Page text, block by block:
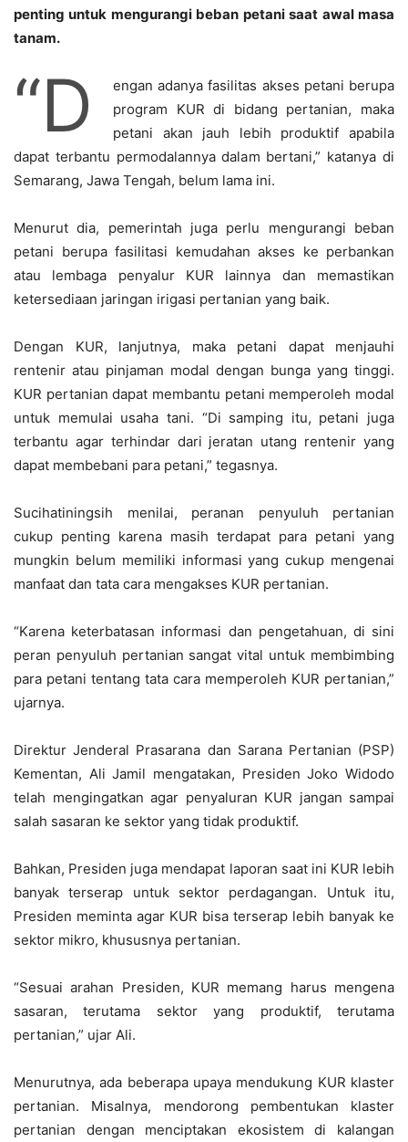
penting untuk mengurangi beban petani saat awal masa
tanam.
“D
engan adanya fasilitas akses petani berupa
program KUR di bidang pertanian, maka
petani akan jauh lebih produktif apabila
dapat terbantu permodalannya dalam bertani,” katanya di
Semarang, Jawa Tengah, belum lama ini.
Menurut dia, pemerintah juga perlu mengurangi beban
petani berupa fasilitasi kemudahan akses ke perbankan
atau lembaga penyalur KUR lainnya dan memastikan
ketersediaan jaringan irigasi pertanian yang baik.
Dengan KUR, lanjutnya, maka petani dapat menjauhi
rentenir atau pinjaman modal dengan bunga yang tinggi.
KUR pertanian dapat membantu petani memperoleh modal
untuk memulai usaha tani. “Di samping itu, petani juga
terbantu agar terhindar dari jeratan utang rentenir yang
dapat membebani para petani,” tegasnya.
Sucihatiningsih menilai, peranan penyuluh pertanian
cukup penting karena masih terdapat para petani yang
mungkin belum memiliki informasi yang cukup mengenai
manfaat dan tata cara mengakses KUR pertanian.
“Karena keterbatasan informasi dan pengetahuan, di sini
peran penyuluh pertanian sangat vital untuk membimbing
para petani tentang tata cara memperoleh KUR pertanian,”
ujarnya.
Direktur Jenderal Prasarana dan Sarana Pertanian (PSP)
Kementan, Ali Jamil mengatakan, Presiden Joko Widodo
telah mengingatkan agar penyaluran KUR jangan sampai
salah sasaran ke sektor yang tidak produktif.
Bahkan, Presiden juga mendapat laporan saat ini KUR lebih
banyak terserap untuk sektor perdagangan. Untuk itu,
Presiden meminta agar KUR bisa terserap lebih banyak ke
sektor mikro, khususnya pertanian.
“Sesuai arahan Presiden, KUR memang harus mengena
sasaran, terutama sektor yang produktif, terutama
pertanian,” ujar Ali.
Menurutnya, ada beberapa upaya mendukung KUR klaster
pertanian. Misalnya, mendorong pembentukan klaster
pertanian dengan menciptakan ekosistem di kalangan